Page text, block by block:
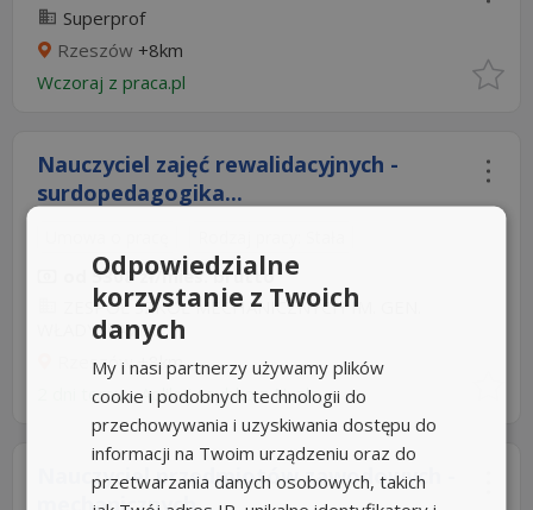
Superprof
Rzeszów +8km
Wczoraj z praca.pl
Nauczyciel zajęć rewalidacyjnych -
surdopedagogika...
od 5308 zł/mies. brutto
ZESPÓŁ SZKÓŁ MECHANICZNYCH IM. GEN.
WŁADYSŁAWA...
Rzeszów+8km
2 dni temu -Aplikuj szybko z Nuzle
Nauczyciel przedmiotów zawodowych -
mechanicznych...
Odpowiedzialne
korzystanie z Twoich
danych
My i nasi partnerzy używamy plików
cookie i podobnych technologii do
przechowywania i uzyskiwania dostępu do
informacji na Twoim urządzeniu oraz do
przetwarzania danych osobowych, takich